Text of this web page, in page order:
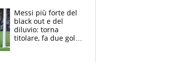
Messi più forte del
black out e del
diluvio: torna
titolare, fa due gol e